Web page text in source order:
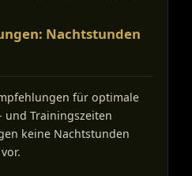
Nachtstunden
für optimale
und Trainingszeiten
keine Nachtstunden